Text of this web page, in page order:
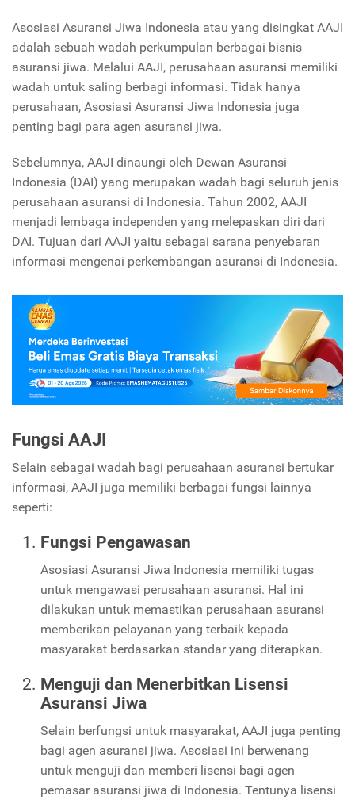
Asosiasi Asuransi Jiwa Indonesia atau yang disingkat AAJI
adalah sebuah wadah perkumpulan berbagai bisnis
asuransi jiwa. Melalui AAJI, perusahaan asuransi memiliki
wadah untuk saling berbagi informasi. Tidak hanya
perusahaan, Asosiasi Asuransi Jiwa Indonesia juga
penting bagi para agen asuransi jiwa.
Sebelumnya, AAJI dinaungi oleh Dewan Asuransi
Indonesia (DAI) yang merupakan wadah bagi seluruh jenis
perusahaan asuransi di Indonesia. Tahun 2002, AAJI
menjadi lembaga independen yang melepaskan diri dari
DAI. Tujuan dari AAJI yaitu sebagai sarana penyebaran
informasi mengenai perkembangan asuransi di Indonesia.
Fungsi AAJI
Selain sebagai wadah bagi perusahaan asuransi bertukar
informasi, AAJI juga memiliki berbagai fungsi lainnya
seperti:
Fungsi Pengawasan
Asosiasi Asuransi Jiwa Indonesia memiliki tugas
untuk mengawasi perusahaan asuransi. Hal ini
dilakukan untuk memastikan perusahaan asuransi
memberikan pelayanan yang terbaik kepada
masyarakat berdasarkan standar yang diterapkan.
Menguji dan Menerbitkan Lisensi
Asuransi Jiwa
Selain berfungsi untuk masyarakat, AAJI juga penting
bagi agen asuransi jiwa. Asosiasi ini berwenang
untuk menguji dan memberi lisensi bagi agen
pemasar asuransi jiwa di Indonesia. Tentunya lisensi